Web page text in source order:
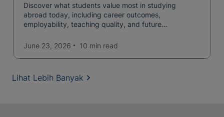
Discover what students value most in studying
abroad today, including career outcomes,
employability, teaching quality, and future
June 23, 2026
10 min read
Lihat Lebih Banyak